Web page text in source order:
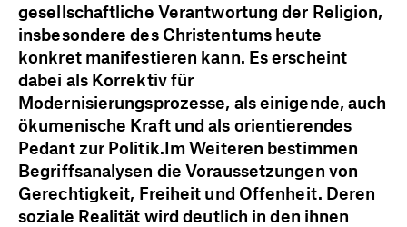
gesellschaftliche Verantwortung der Religion,
insbesondere des Christentums heute
konkret manifestieren kann. Es erscheint
dabei als Korrektiv für
Modernisierungsprozesse, als einigende, auch
ökumenische Kraft und als orientierendes
Pedant zur Politik.Im Weiteren bestimmen
Begriffsanalysen die Voraussetzungen von
Gerechtigkeit, Freiheit und Offenheit. Deren
soziale Realität wird deutlich in den ihnen